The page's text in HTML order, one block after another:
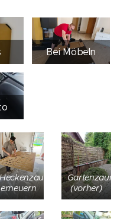
Bei Möbeln
Heckenzaun
erneuern
Gartenzaun
(vorher)